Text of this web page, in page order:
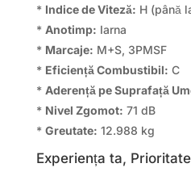
* Indice de Viteză: H (până
* Anotimp: Iarna
* Marcaje: M+S, 3PMSF
* Eficiență Combustibil: C
* Aderență pe Suprafață
* Nivel Zgomot: 71 dB
* Greutate: 12.988 kg
Experiența ta,